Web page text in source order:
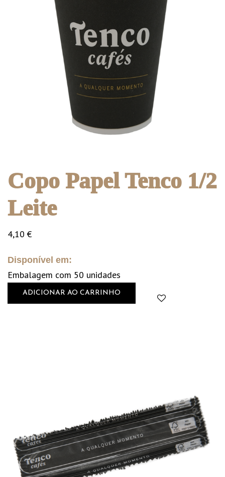
Copo Papel Tenco 1/2
Leite
4,10€
Disponível em:
Embalagem com 50 unidades
ADICIONAR AO CARRINHO